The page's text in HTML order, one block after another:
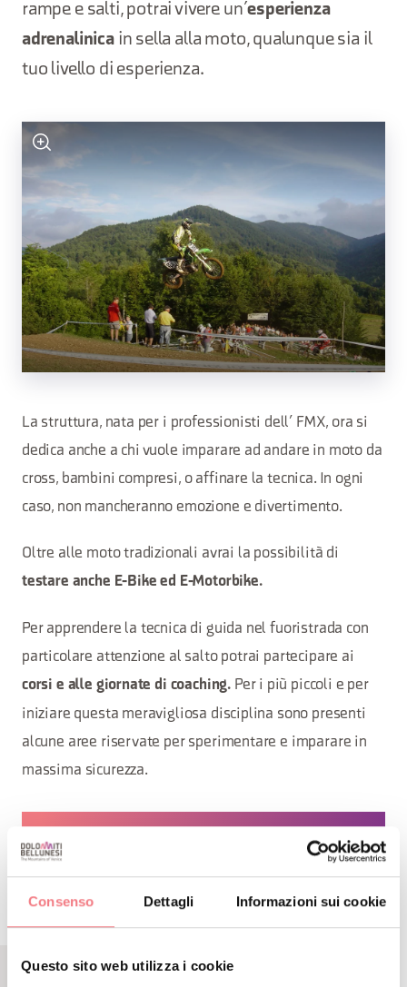
Consenso Dettagli Informazioni sui cookie
Questo sito web utilizza i cookie
rampe e salti, potrai vivere un’esperienza
adrenalinicain sella alla moto, qualunque sia il
tuo livello di esperienza.
La struttura, nata per i professionisti dell’ FMX, ora si
dedica anche a chi vuole imparare ad andare in moto da
cross, bambini compresi, o affinare la tecnica. In ogni
caso, non mancheranno emozione e divertimento.
Oltre alle moto tradizionali avrai la possibilità di
testare anche E-Bike ed E-Motorbike.
Per apprendere la tecnica di guida nel fuoristrada con
particolare attenzione al salto potrai partecipare ai
corsi e alle giornate di coaching. Per i più piccoli e per
iniziare questa meravigliosa disciplina sono presenti
alcune aree riservate per sperimentare e imparare in
massima sicurezza.